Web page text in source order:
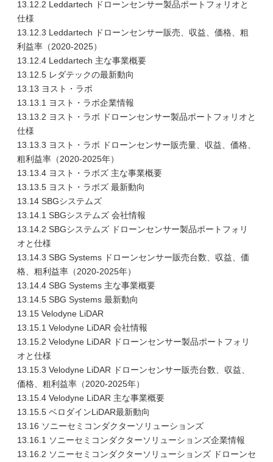
13.12.2 Leddartech ドローンセンサー製品ポートフォリオと
仕様
13.12.3 Leddartech ドローンセンサー販売、収益、価格、粗
利益率（2020-2025）
13.12.4 Leddartech 主な事業概要
13.12.5 レダテックの最新動向
13.13 ヨスト・ラボ
13.13.1 ヨスト・ラボ企業情報
13.13.2 ヨスト・ラボ ドローンセンサー製品ポートフォリオと
仕様
13.13.3 ヨスト・ラボ ドローンセンサー販売量、収益、価格、
粗利益率（2020-2025年）
13.13.4 ヨスト・ラボズ 主な事業概要
13.13.5 ヨスト・ラボズ 最新動向
13.14 SBGシステムズ
13.14.1 SBGシステムズ 会社情報
13.14.2 SBGシステムズ ドローンセンサー製品ポートフォリ
オと仕様
13.14.3 SBG Systems ドローンセンサー販売台数、収益、価
格、粗利益率（2020-2025年）
13.14.4 SBG Systems 主な事業概要
13.14.5 SBG Systems 最新動向
13.15 Velodyne LiDAR
13.15.1 Velodyne LiDAR 会社情報
13.15.2 Velodyne LiDAR ドローンセンサー製品ポートフォリ
オと仕様
13.15.3 Velodyne LiDAR ドローンセンサー販売台数、収益、
価格、粗利益率（2020-2025年）
13.15.4 Velodyne LiDAR 主な事業概要
13.15.5 ベロダインLiDAR最新動向
13.16 ソニーセミコンダクターソリューションズ
13.16.1 ソニーセミコンダクターソリューションズ企業情報
13.16.2 ソニーセミコンダクターソリューションズ ドローンセ